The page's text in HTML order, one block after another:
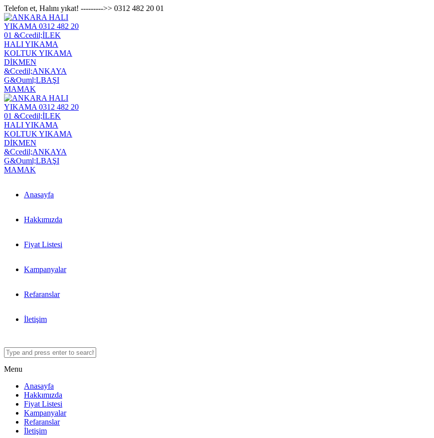
Telefon et, Halını yıkat! --------->> 0312 482 20 01
Anasayfa
Hakkımızda
Fiyat Listesi
Kampanyalar
Refaranslar
İletişim
Menu
Anasayfa
Hakkımızda
Fiyat Listesi
Kampanyalar
Refaranslar
İletişim